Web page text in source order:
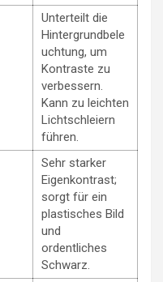
Unterteilt die
Hintergrundbele
uchtung, um
Kontraste zu
verbessern.
Kann zu leichten
Lichtschleiern
führen.
Sehr starker
Eigenkontrast;
sorgt für ein
plastisches Bild
und
ordentliches
Schwarz.